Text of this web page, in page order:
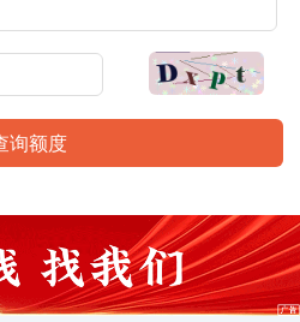
询额度